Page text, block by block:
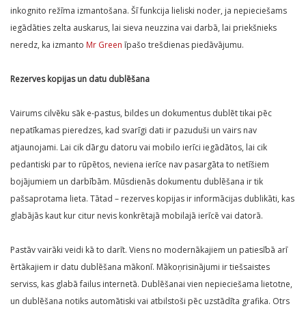
inkognito režīma izmantošana. Šī funkcija lieliski noder, ja nepieciešams
iegādāties zelta auskarus, lai sieva neuzzina vai darbā, lai priekšnieks
neredz, ka izmanto Mr Green īpašo trešdienas piedāvājumu.
Rezerves kopijas un datu dublēšana
Vairums cilvēku sāk e-pastus, bildes un dokumentus dublēt tikai pēc
nepatīkamas pieredzes, kad svarīgi dati ir pazuduši un vairs nav
atjaunojami. Lai cik dārgu datoru vai mobilo ierīci iegādātos, lai cik
pedantiski par to rūpētos, neviena ierīce nav pasargāta to netīšiem
bojājumiem un darbībām. Mūsdienās dokumentu dublēšana ir tik
pašsaprotama lieta. Tātad – rezerves kopijas ir informācijas dublikāti, kas
glabājās kaut kur citur nevis konkrētajā mobilajā ierīcē vai datorā.
Pastāv vairāki veidi kā to darīt. Viens no modernākajiem un patiesībā arī
ērtākajiem ir datu dublēšana mākonī. Mākoņrisinājumi ir tiešsaistes
serviss, kas glabā failus internetā. Dublēšanai vien nepieciešama lietotne,
un dublēšana notiks automātiski vai atbilstoši pēc uzstādīta grafika. Otrs